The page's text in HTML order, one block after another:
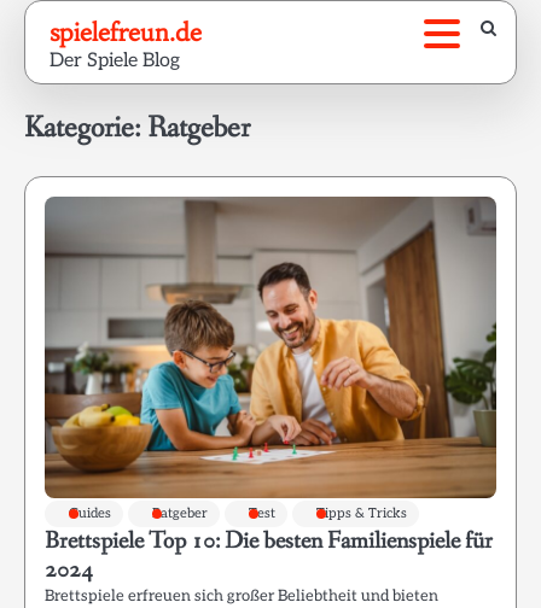
Skip
content
spielefreun.de
Der Spiele Blog
Kategorie: Ratgeber
Guides Ratgeber Test Tipps & Tricks
Brettspiele Top 10: Die besten Familienspiele für
2024
Brettspiele erfreuen sich großer Beliebtheit und bieten